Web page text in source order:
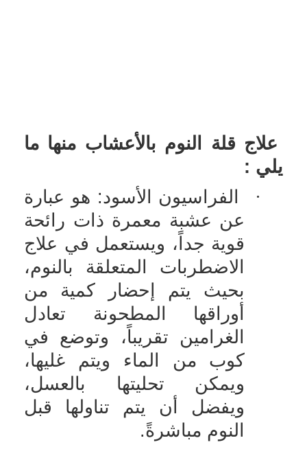
علاج قلة النوم بالأعشاب منها ما
يلي :
·
الفراسيون الأسود: هو عبارة
عن عشبة معمرة ذات رائحة
قوية جداً، ويستعمل في علاج
الاضطربات المتعلقة بالنوم،
بحيث يتم إحضار كمية من
أوراقها المطحونة تعادل
الغرامين تقريباً، وتوضع في
كوب من الماء ويتم غليها،
ويمكن تحليتها بالعسل،
ويفضل أن يتم تناولها قبل
النوم مباشرةً.